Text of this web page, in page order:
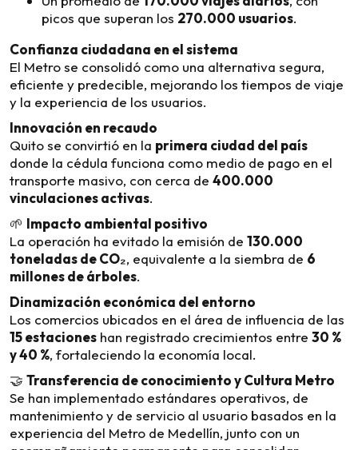
picos que superan los 270.000 usuarios.
Confianza ciudadana en el sistema
El Metro se consolidó como una alternativa segura,
eficiente y predecible, mejorando los tiempos de viaje
y la experiencia de los usuarios.
Innovación en recaudo
Quito se convirtió en la primera ciudad del país
donde la cédula funciona como medio de pago en el
transporte masivo, con cerca de 400.000
vinculaciones activas.
🌱 Impacto ambiental positivo
La operación ha evitado la emisión de 130.000
toneladas de CO₂, equivalente a la siembra de 6
millones de árboles.
Dinamización económica del entorno
Los comercios ubicados en el área de influencia de las
15 estaciones han registrado crecimientos entre 30 %
y 40 %, fortaleciendo la economía local.
🤝 Transferencia de conocimiento y Cultura Metro
Se han implementado estándares operativos, de
mantenimiento y de servicio al usuario basados en la
experiencia del Metro de Medellín, junto con un